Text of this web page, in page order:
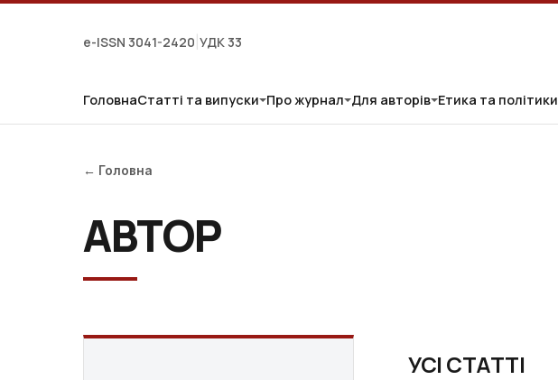
e-ISSN 3041-2420 УДК 33
ГоловнаСтатті та випуски Про журнал Для авторів Етика та політики
← Головна
АВТОР
УСІ СТАТТІ